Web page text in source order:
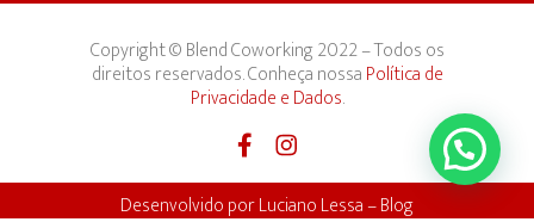
Copyright © Blend Coworking 2022 – Todos os
direitos reservados. Conheça nossaPolítica de
Privacidade e Dados.
Desenvolvido porLuciano Lessa–Blog